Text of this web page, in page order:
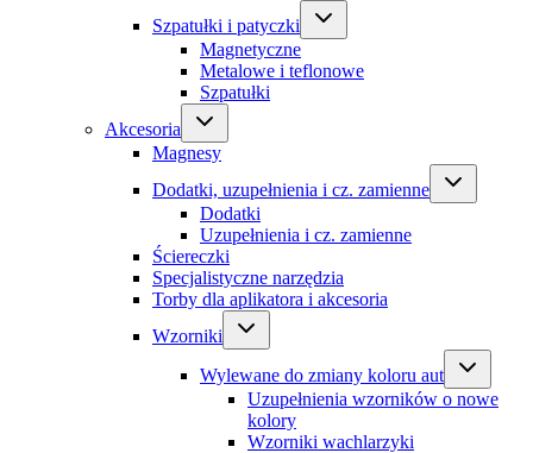
Szpatułki i patyczki
Magnetyczne
Metalowe i teflonowe
Szpatułki
Akcesoria
Magnesy
Dodatki, uzupełnienia i cz. zamienne
Dodatki
Uzupełnienia i cz. zamienne
Ściereczki
Specjalistyczne narzędzia
Torby dla aplikatora i akcesoria
Wzorniki
Wylewane do zmiany koloru aut
Uzupełnienia wzorników o nowe
kolory
Wzorniki wachlarzyki